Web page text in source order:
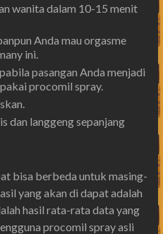
wanita dalam 10-15 menit
Anda mau orgasme
ini.
pasangan Anda menjadi
procomil spray.
dan langgeng sepanjang
bisa berbeda untuk masing-
yang akan di dapat adalah
hasil rata-rata data yang
procomil spray asli